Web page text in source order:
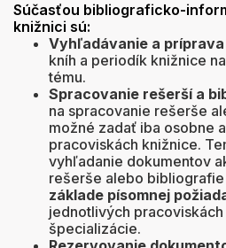
Súčasťou bibliograficko-
knižnici sú:
Vyhľadávanie a
kníh a periodík knižnice
tému.
Spracovanie rešerší a
na spracovanie rešerše
možné zadať iba osobne
pracoviskách knižnice.
vyhľadanie dokumentov
rešerše alebo bibliografie
základe písomnej
jednotlivých
špecializácie.